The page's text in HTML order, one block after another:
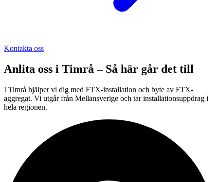
Kontakta oss
Anlita oss i Timrå – Så här går det till
I Timrå hjälper vi dig med FTX-installation och byte av FTX-
aggregat. Vi utgår från Mellansverige och tar installationsuppdrag i
hela regionen.